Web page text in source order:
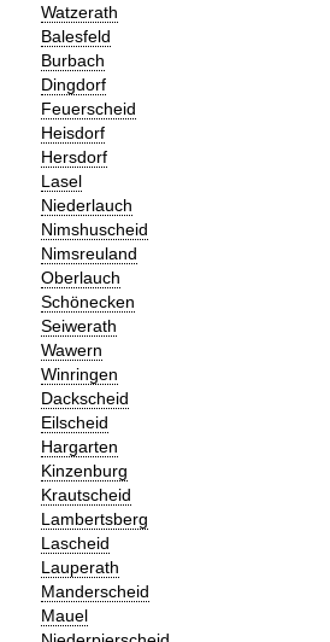
Watzerath
Balesfeld
Burbach
Dingdorf
Feuerscheid
Heisdorf
Hersdorf
Lasel
Niederlauch
Nimshuscheid
Nimsreuland
Oberlauch
Schönecken
Seiwerath
Wawern
Winringen
Dackscheid
Eilscheid
Hargarten
Kinzenburg
Krautscheid
Lambertsberg
Lascheid
Lauperath
Manderscheid
Mauel